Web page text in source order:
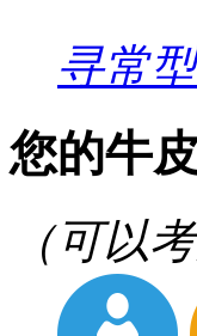
寻常
您的牛
（可以